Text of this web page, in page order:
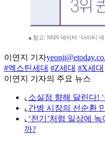
▲참고: NHN 데이터 ‘다이티
이연지 기자
#엑스틴세대 #Z세대 #X세대
이연지 기자의 주요 뉴스
⌞ 소실점 향해 달린다!
⌞ 간병 시장의 선순환
⌞ ‘전기’처럼 일상에
까?